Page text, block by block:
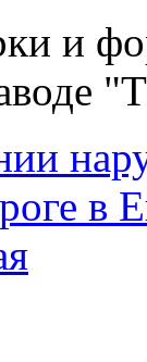
и
в